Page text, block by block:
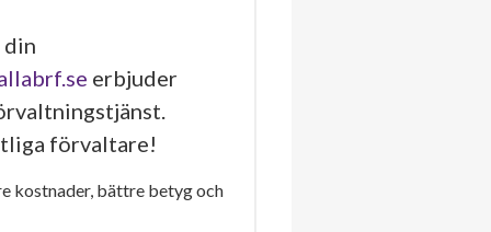
erbjuder
förvaltare!
kostnader, bättre betyg och